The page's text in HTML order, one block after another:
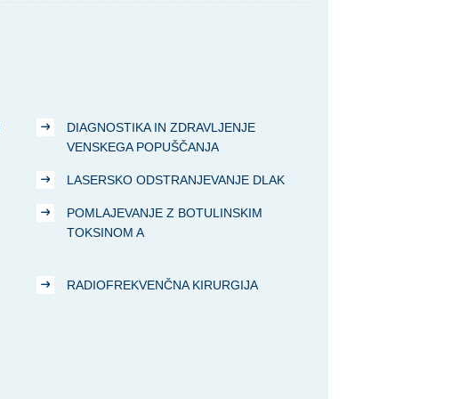
DIAGNOSTIKA IN ZDRAVLJENJE
VENSKEGA POPUŠČANJA
LASERSKO ODSTRANJEVANJE DLAK
POMLAJEVANJE Z BOTULINSKIM
TOKSINOM A
RADIOFREKVENČNA KIRURGIJA